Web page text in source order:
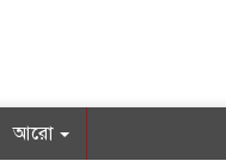
আরো